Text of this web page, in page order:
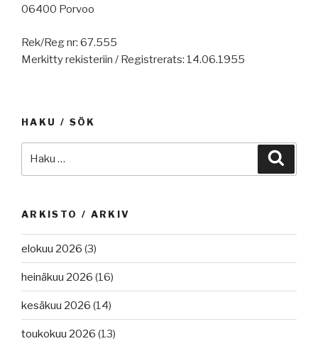
06400 Porvoo
Rek/Reg nr: 67.555
Merkitty rekisteriin / Registrerats: 14.06.1955
HAKU / SÖK
ARKISTO / ARKIV
elokuu 2026 (3)
heinäkuu 2026 (16)
kesäkuu 2026 (14)
toukokuu 2026 (13)